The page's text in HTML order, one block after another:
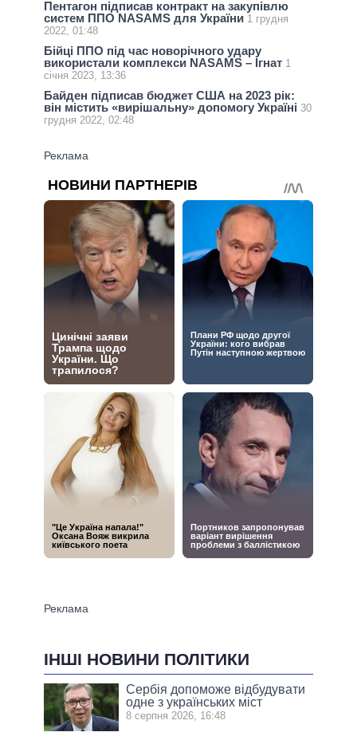
Пентагон підписав контракт на закупівлю
систем ППО NASAMS для України 1 грудня
2022, 01:48
Бійці ППО під час новорічного удару
використали комплекси NASAMS – Ігнат 1
січня 2023, 13:36
Байден підписав бюджет США на 2023 рік:
він містить «вирішальну» допомогу Україні 30
грудня 2022, 02:48
ІНШІ НОВИНИ ПОЛІТИКИ
Сербія допоможе відбудувати
одне з українських міст
8 серпня 2026, 16:48